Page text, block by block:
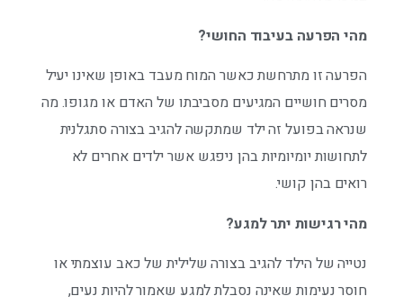
מהי הפרעה בעיבוד החושי?
הפרעה זו מתרחשת כאשר המוח מעבד באופן שאינו יעיל
מסרים חושיים המגיעים מסביבתו של האדם או מגופו. מה
שנראה בפועל זה ילד שמתקשה להגיב בצורה סתגלנית
לתחושות יומיומיות בהן ניפגש אשר ילדים אחרים לא
רואים בהן קושי.
מהי רגישות יתר למגע?
נטייה של הילד להגיב בצורה שלילית של כאב עוצמתי או
חוסר נעימות שאינה נסבלת למגע שאמור להיות נעים,